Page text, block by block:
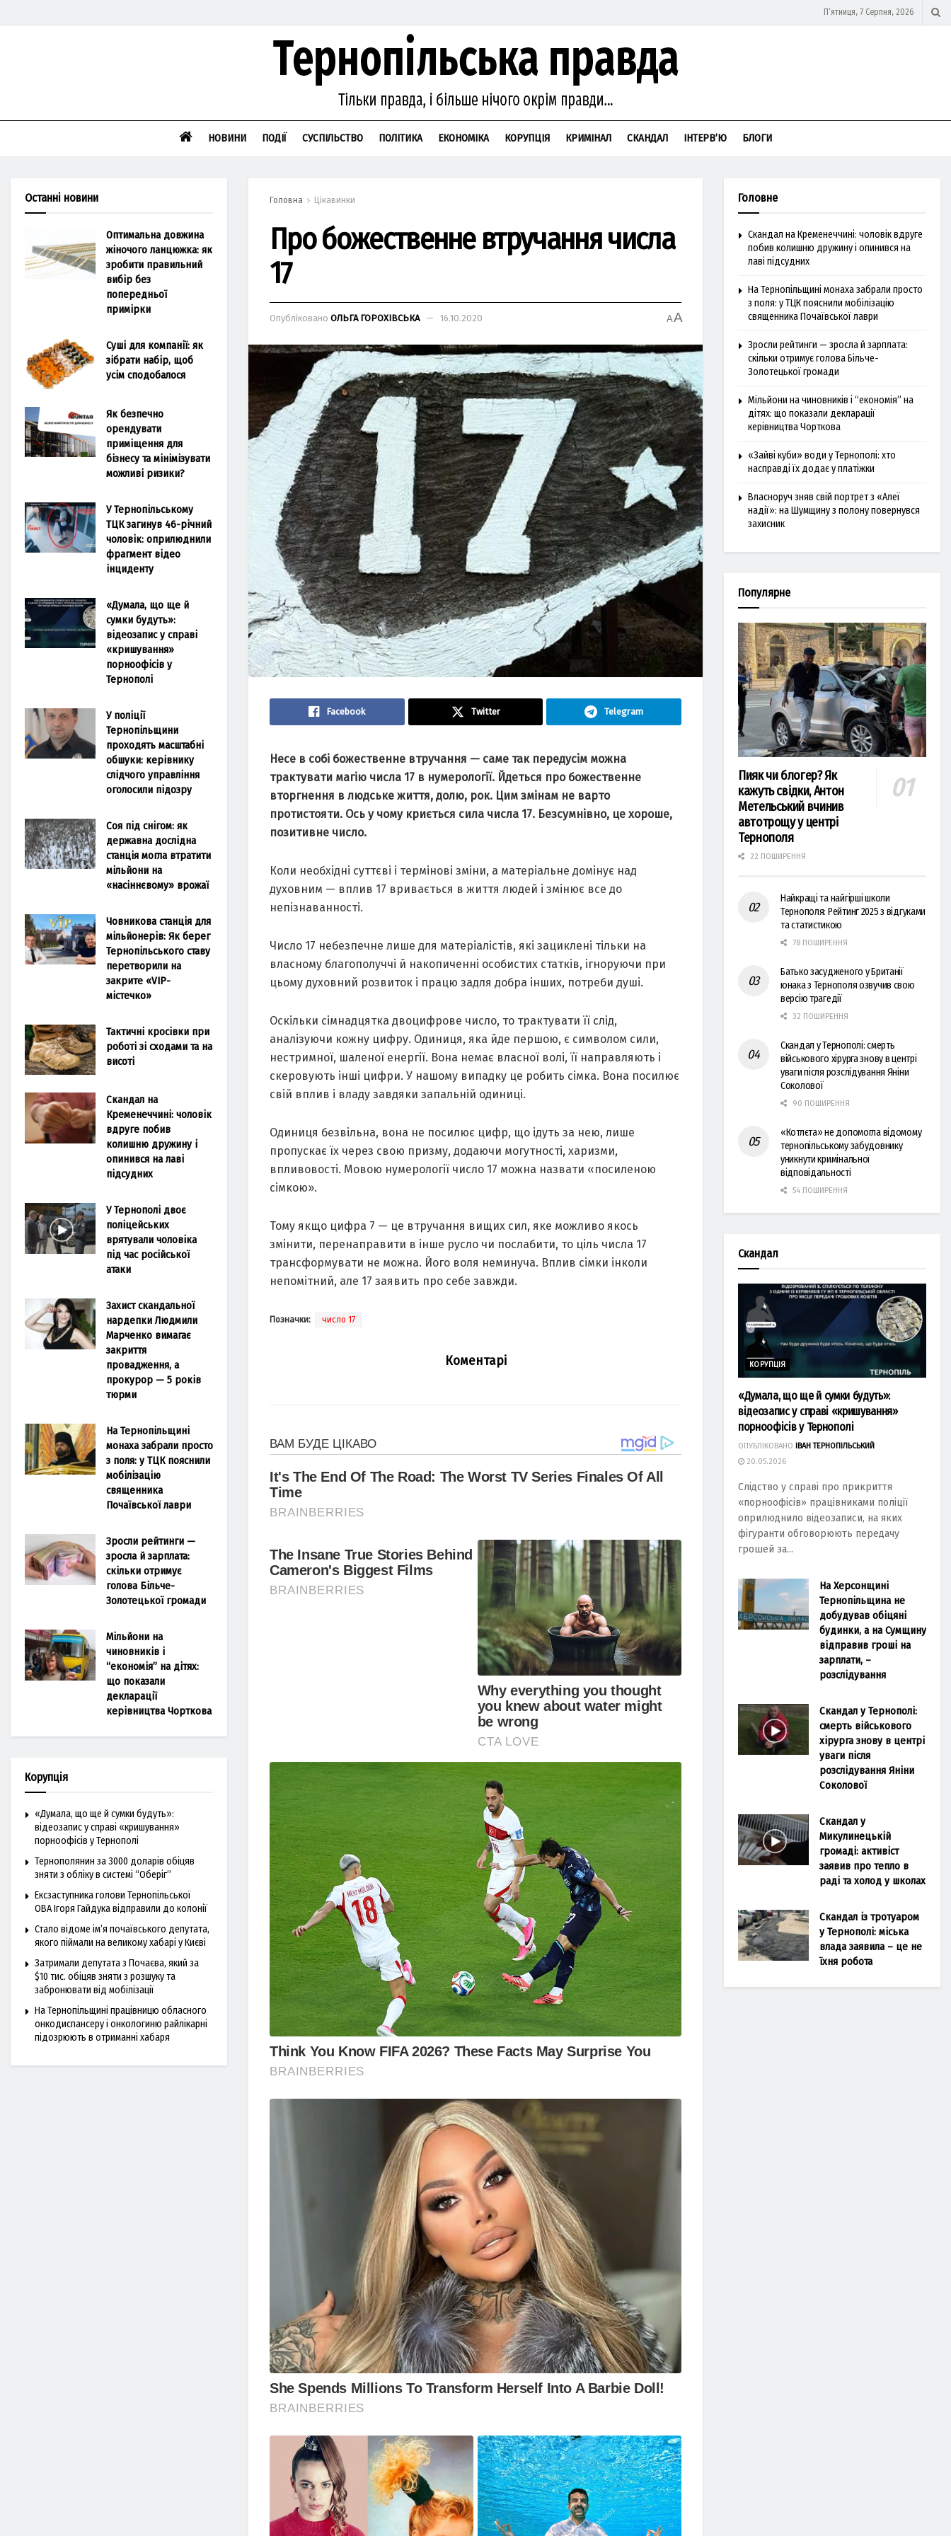
П’ятниця, 7 Серпня, 2026
НОВИНИ ПОДІЇ СУСПІЛЬСТВО ПОЛІТИКА ЕКОНОМІКА КОРУПЦІЯ КРИМІНАЛ СКАНДАЛ ІНТЕРВ’Ю БЛОГИ
Головна Цікавинки
Про божественне втручання числа
17
Опубліковано ОЛЬГА ГОРОХІВСЬКА 16.10.2020 AA
Facebook Twitter Telegram
Несе в собі божественне втручання — саме так передусім можна
трактувати магію числа 17 в нумерології. Йдеться про божественне
вторгнення в людське життя, долю, рок. Цим змінам не варто
протистояти. Ось у чому криється сила числа 17. Безсумнівно, це хороше,
позитивне число.
Коли необхідні суттєві і термінові зміни, а матеріальне домінує над
духовним — вплив 17 вривається в життя людей і змінює все до
непізнаванності.
Число 17 небезпечне лише для матеріалістів, які зациклені тільки на
власному благополуччі й накопиченні особистих статків, ігноруючи при
цьому духовний розвиток і працю задля добра інших, потреби душі.
Оскільки сімнадцятка двоцифрове число, то трактувати її слід,
аналізуючи кожну цифру. Одиниця, яка йде першою, є символом сили,
нестримної, шаленої енергії. Вона немає власної волі, її направляють і
скеровують інші цифри. У нашому випадку це робить сімка. Вона посилює
свій вплив і владу завдяки запальній одиниці.
Одиниця безвільна, вона не посилює цифр, що ідуть за нею, лише
пропускає їх через свою призму, додаючи могутності, харизми,
впливовості. Мовою нумерології число 17 можна назвати «посиленою
сімкою».
Тому якщо цифра 7 — це втручання вищих сил, яке можливо якось
змінити, перенаправити в інше русло чи послабити, то ціль числа 17
трансформувати не можна. Його воля неминуча. Вплив сімки інколи
непомітний, але 17 заявить про себе завжди.
Позначки: число 17
Коментарі
Останні новини
Оптимальна довжина
жіночого ланцюжка: як
зробити правильний
вибір без
попередньої
примірки
Суші для компанії: як
зібрати набір, щоб
усім сподобалося
Як безпечно
орендувати
приміщення для
бізнесу та мінімізувати
можливі ризики?
У Тернопільському
ТЦК загинув 46-річний
чоловік: оприлюднили
фрагмент відео
інциденту
«Думала, що ще й
сумки будуть»:
відеозапис у справі
«кришування»
порноофісів у
Тернополі
У поліції
Тернопільщини
проходять масштабні
обшуки: керівнику
слідчого управління
оголосили підозру
Соя під снігом: як
державна дослідна
станція могла втратити
мільйони на
«насіннєвому» врожаї
Човникова станція для
мільйонерів: Як берег
Тернопільського ставу
перетворили на
закрите «VIP-
містечко»
Тактичні кросівки при
роботі зі сходами та на
висоті
Скандал на
Кременеччині: чоловік
вдруге побив
колишню дружину і
опинився на лаві
підсудних
У Тернополі двоє
поліцейських
врятували чоловіка
під час російської
атаки
Захист скандальної
нардепки Людмили
Марченко вимагає
закриття
провадження, а
прокурор — 5 років
тюрми
На Тернопільщині
монаха забрали просто
з поля: у ТЦК пояснили
мобілізацію
священника
Почаївської лаври
Зросли рейтинги —
зросла й зарплата:
скільки отримує
голова Більче-
Золотецької громади
Мільйони на
чиновників і
“економія” на дітях:
що показали
декларації
керівництва Чорткова
Корупція
«Думала, що ще й сумки будуть»:
відеозапис у справі «кришування»
порноофісів у Тернополі
Тернополянин за 3000 доларів обіцяв
зняти з обліку в системі “Оберіг”
Ексзаступника голови Тернопільської
ОВА Ігоря Гайдука відправили до колонії
Стало відоме ім’я почаївського депутата,
якого піймали на великому хабарі у Києві
Затримали депутата з Почаєва, який за
$10 тис. обіцяв зняти з розшуку та
забронювати від мобілізації
На Тернопільщині працівницю обласного
онкодиспансеру і онкологиню райлікарні
підозрюють в отриманні хабаря
Головне
Скандал на Кременеччині: чоловік вдруге
побив колишню дружину і опинився на
лаві підсудних
На Тернопільщині монаха забрали просто
з поля: у ТЦК пояснили мобілізацію
священника Почаївської лаври
Зросли рейтинги — зросла й зарплата:
скільки отримує голова Більче-
Золотецької громади
Мільйони на чиновників і “економія” на
дітях: що показали декларації
керівництва Чорткова
«Зайві куби» води у Тернополі: хто
насправді їх додає у платіжки
Власноруч зняв свій портрет з «Алеї
надії»: на Шумщину з полону повернувся
захисник
Популярне
Пияк чи блогер? Як
кажуть свідки, Антон
Метельський вчинив
автотрощу у центрі
Тернополя
22 ПОШИРЕННЯ
Найкращі та найгірші школи
Тернополя: Рейтинг 2025 з відгуками
та статистикою
78 ПОШИРЕННЯ
Батько засудженого у Британії
юнака з Тернополя озвучив свою
версію трагедії
32 ПОШИРЕННЯ
Скандал у Тернополі: смерть
військового хірурга знову в центрі
уваги після розслідування Яніни
Соколової
90 ПОШИРЕННЯ
«Котлєта» не допомогла відомому
тернопільському забудовнику
уникнути кримінальної
відповідальності
54 ПОШИРЕННЯ
Скандал
КОРУПЦІЯ
«Думала, що ще й сумки будуть»:
відеозапис у справі «кришування»
порноофісів у Тернополі
ОПУБЛІКОВАНО
ІВАН ТЕРНОПІЛЬСЬКИЙ
20.05.2026
Слідство у справі про прикриття
«порноофісів» працівниками поліції
оприлюднило відеозаписи, на яких
фігуранти обговорюють передачу
грошей за...
На Херсонщині
Тернопільщина не
добудував обіцяні
будинки, а на Сумщину
відправив гроші на
зарплати, –
розслідування
Скандал у Тернополі:
смерть військового
хірурга знову в центрі
уваги після
розслідування Яніни
Соколової
Скандал у
Микулинецькій
громаді: активіст
заявив про тепло в
раді та холод у школах
Скандал із тротуаром
у Тернополі: міська
влада заявила – це не
їхня робота